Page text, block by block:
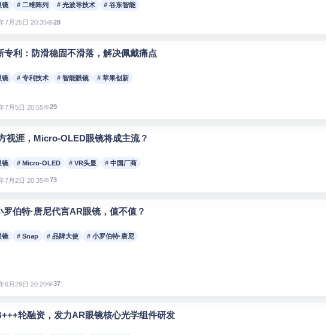
镜 # 二维阵列 # 光波导技术 # 谷东智能
7月25日 20:35 28
专利：防滑稳固不滑落，解决佩戴痛点
镜 # 专利技术 # 智能眼镜 # 苹果创新
7月5日 20:55 29
视涯，Micro-OLED眼镜将成主流？
镜 # Micro-OLED # VR头显 # 中国厂商
7月2日 20:35 73
伯特·唐尼代言AR眼镜，值不值？
镜 # Snap # 品牌大使 # 小罗伯特·唐尼
6月29日 20:20 37
轮融资，发力AR眼镜核心光学组件研发